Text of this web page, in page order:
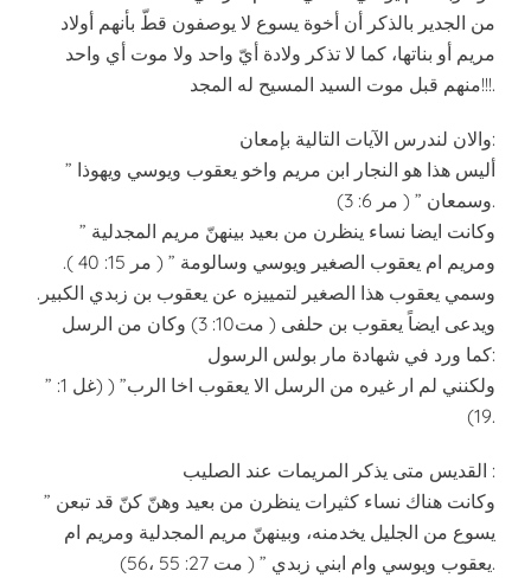
من الجدير بالذكر أن أخوة يسوع لا يوصفون قطّ بأنهم أولاد
مريم أو بناتها، كما لا تذكر ولادة أيّ واحد ولا موت أي واحد
منهم قبل موت السيد المسيح له المجد!!!.
والان لندرس الآيات التالية بإمعان:
” أليس هذا هو النجار ابن مريم واخو يعقوب ويوسي ويهوذا
وسمعان ” ( مر 6: 3).
” وكانت ايضا نساء ينظرن من بعيد بينهنّ مريم المجدلية
ومريم ام يعقوب الصغير ويوسي وسالومة ” ( مر 15: 40 ).
وسمي يعقوب هذا الصغير لتمييزه عن يعقوب بن زبدي الكبير.
ويدعى ايضاً يعقوب بن حلفى ( مت10: 3) وكان من الرسل
كما ورد في شهادة مار بولس الرسول:
” ولكنني لم ار غيره من الرسل الا يعقوب اخا الرب” ( (غل 1:
19).
القديس متى يذكر المريمات عند الصليب :
” وكانت هناك نساء كثيرات ينظرن من بعيد وهنّ كنّ قد تبعن
يسوع من الجليل يخدمنه، وبينهنّ مريم المجدلية ومريم ام
يعقوب ويوسي وام ابني زبدي ” ( مت 27: 55 ،56).